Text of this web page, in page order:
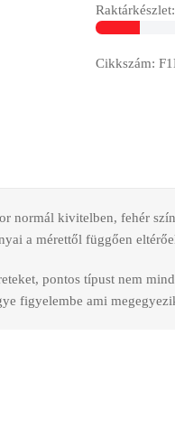
Raktárkészlet:
Cikkszám:
kivitelben, fehér
a mérettől függően
pontos típust nem
figyelembe ami